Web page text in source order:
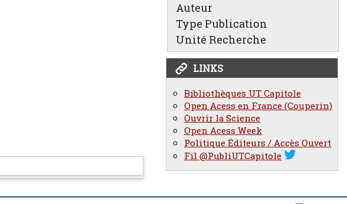
Auteur
Type Publication
Unité Recherche
LINKS
Bibliothèques UT Capitole
Open Acess en France (Couperin)
Ouvrir la Science
Open Acess Week
Politique Éditeurs / Accès Ouvert
Fil @PubliUTCapitole